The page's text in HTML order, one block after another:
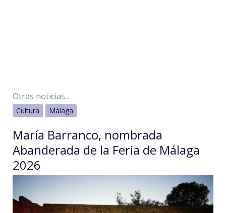
Otras noticias...
Cultura Málaga
María Barranco, nombrada
Abanderada de la Feria de Málaga
2026